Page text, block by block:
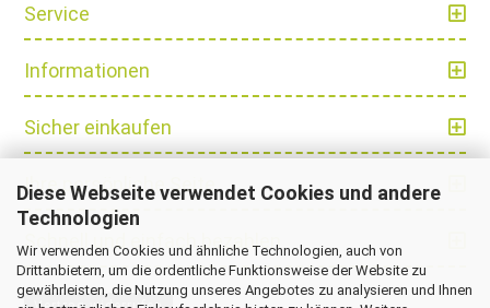
Diese Webseite verwendet Cookies und andere
Technologien
Wir verwenden Cookies und ähnliche Technologien, auch von
Drittanbietern, um die ordentliche Funktionsweise der Website zu
gewährleisten, die Nutzung unseres Angebotes zu analysieren und Ihnen
Service
Informationen
Sicher einkaufen
Ihre persönliche Seite
Schnell und einfach bezahlen